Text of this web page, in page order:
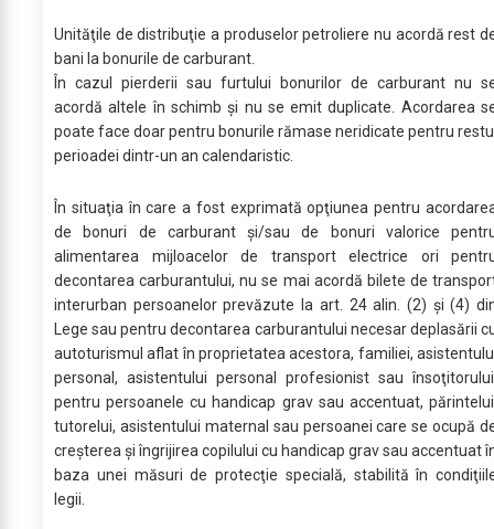
Unităţile de distribuţie a produselor petroliere nu acordă rest
bani la bonurile de carburant.
În cazul pierderii sau furtului bonurilor de carburant nu
acordă altele în schimb şi nu se emit duplicate. Acordarea
poate face doar pentru bonurile rămase neridicate pentru
perioadei dintr-un an calendaristic.
În situaţia în care a fost exprimată opţiunea pentru
de bonuri de carburant şi/sau de bonuri valorice
alimentarea mijloacelor de transport electrice ori
decontarea carburantului, nu se mai acordă bilete de
interurban persoanelor prevăzute la art. 24 alin. (2) şi (4)
Lege sau pentru decontarea carburantului necesar deplasării
autoturismul aflat în proprietatea acestora, familiei,
personal, asistentului personal profesionist sau
pentru persoanele cu handicap grav sau accentuat,
tutorelui, asistentului maternal sau persoanei care se ocupă
creşterea şi îngrijirea copilului cu handicap grav sau accentuat
baza unei măsuri de protecţie specială, stabilită în
legii.